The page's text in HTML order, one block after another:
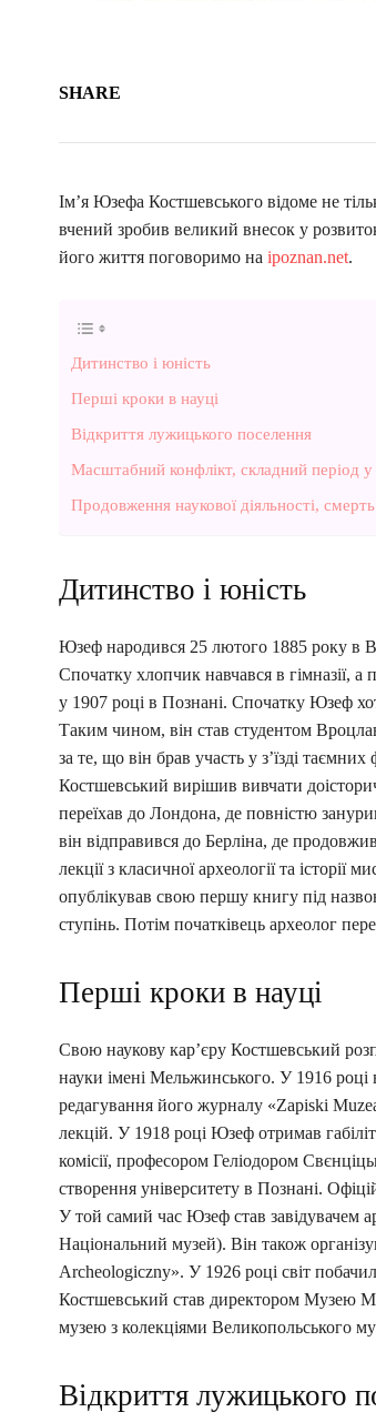
SHARE
Ім’я Юзефа Костшевського відоме не
вчений зробив великий внесок у
його життя поговоримо на ipoznan.net.
Дитинство і юність
Перші кроки в науці
Відкриття лужицького поселення
Масштабний конфлікт, складний період у
Продовження наукової діяльності, смерть
Дитинство і юність
Юзеф народився 25 лютого 1885 року в
Спочатку хлопчик навчався в гімназії, а
у 1907 році в Познані. Спочатку Юзеф
Таким чином, він став студентом
за те, що він брав участь у з’їзді
Костшевський вирішив вивчати
переїхав до Лондона, де повністю
він відправився до Берліна, де
лекції з класичної археології та
опублікував свою першу книгу під
ступінь. Потім початківець археолог
Перші кроки в науці
Свою наукову кар’єру Костшевський
науки імені Мельжинського. У 1916 році
редагування його журналу «Zapiski
лекцій. У 1918 році Юзеф отримав
комісії, професором Геліодором
створення університету в Познані.
У той самий час Юзеф став завідувачем
Національний музей). Він також
Archeologiczny». У 1926 році світ
Костшевський став директором Музею
музею з колекціями Великопольського
Відкриття лужицького